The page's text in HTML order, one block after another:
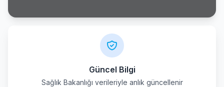
Güncel Bilgi
Sağlık Bakanlığı verileriyle anlık güncellenir